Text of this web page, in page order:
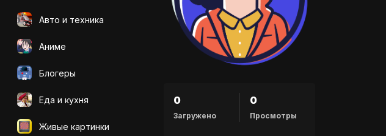
Авто и техника
Аниме
Блогеры
Еда и кухня
Живые картинки
0
Загружено
0
Просмотры